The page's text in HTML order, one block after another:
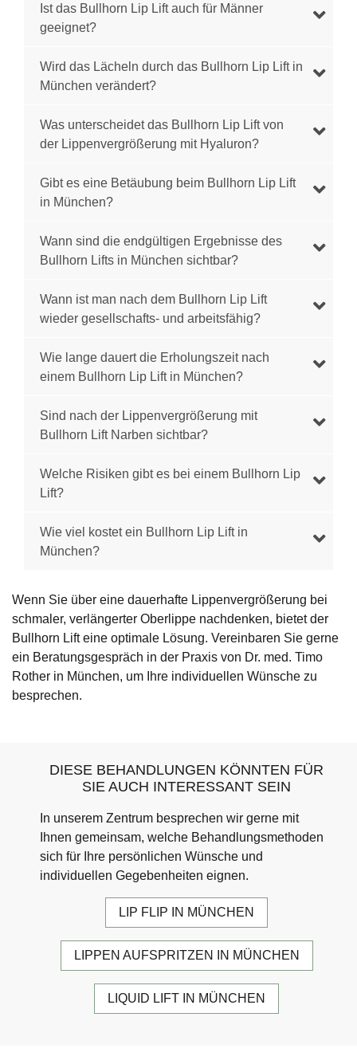
Ist das Bullhorn Lip Lift auch für Männer
geeignet?
Wird das Lächeln durch das Bullhorn Lip Lift in
München verändert?
Was unterscheidet das Bullhorn Lip Lift von
der Lippenvergrößerung mit Hyaluron?
Gibt es eine Betäubung beim Bullhorn Lip Lift
in München?
Wann sind die endgültigen Ergebnisse des
Bullhorn Lifts in München sichtbar?
Wann ist man nach dem Bullhorn Lip Lift
wieder gesellschafts- und arbeitsfähig?
Wie lange dauert die Erholungszeit nach
einem Bullhorn Lip Lift in München?
Sind nach der Lippenvergrößerung mit
Bullhorn Lift Narben sichtbar?
Welche Risiken gibt es bei einem Bullhorn Lip
Lift?
Wie viel kostet ein Bullhorn Lip Lift in
München?
Wenn Sie über eine dauerhafte Lippenvergrößerung bei
schmaler, verlängerter Oberlippe nachdenken, bietet der
Bullhorn Lift eine optimale Lösung. Vereinbaren Sie gerne
ein Beratungsgespräch in der Praxis von Dr. med. Timo
Rother in München, um Ihre individuellen Wünsche zu
besprechen.
DIESE BEHANDLUNGEN KÖNNTEN FÜR
SIE AUCH INTERESSANT SEIN
In unserem Zentrum besprechen wir gerne mit
Ihnen gemeinsam, welche Behandlungsmethoden
sich für Ihre persönlichen Wünsche und
individuellen Gegebenheiten eignen.
LIP FLIP IN MÜNCHEN
LIPPEN AUFSPRITZEN IN MÜNCHEN
LIQUID LIFT IN MÜNCHEN